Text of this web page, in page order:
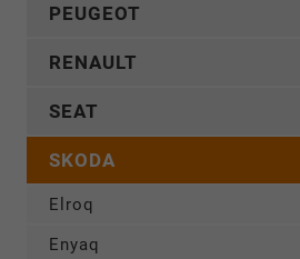
PEUGEOT
RENAULT
SEAT
SKODA
Elroq
Enyaq